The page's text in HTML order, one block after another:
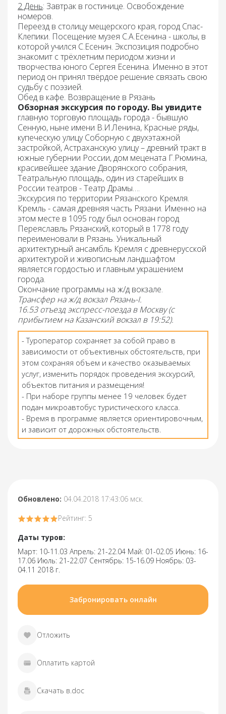
2 День: Завтрак в гостинице. Освобождение
номеров.
Переезд в столицу мещерского края, город Спас-
Клепики. Посещение музея С.А.Есенина - школы, в
которой учился С.Есенин. Экспозиция подробно
знакомит с трёхлетним периодом жизни и
творчества юного Сергея Есенина. Именно в этот
период он принял твёрдое решение связать свою
судьбу с поэзией.
Обед в кафе. Возвращение в Рязань
Обзорная экскурсия по городу. Вы увидите
главную торговую площадь города - бывшую
Сенную, ныне имени В.И.Ленина, Красные ряды,
купеческую улицу Соборную с двухэтажной
застройкой, Астраханскую улицу – древний тракт в
южные губернии России, дом мецената Г.Рюмина,
красивейшее здание Дворянского собрания,
Театральную площадь, один из старейших в
России театров - Театр Драмы….
Экскурсия по территории Рязанского Кремля.
Кремль - самая древняя часть Рязани. Именно на
этом месте в 1095 году был основан город
Переяславль Рязанский, который в 1778 году
переименовали в Рязань. Уникальный
архитектурный ансамбль Кремля с древнерусской
архитектурой и живописным ландшафтом
является гордостью и главным украшением
города.
Окончание программы на ж/д вокзале.
Трансфер на ж/д вокзал Рязань-I.
16.53 отъезд экспресс-поезда в Москву (с
прибытием на Казанский вокзал в 19:52).
- Туроператор сохраняет за собой право в
зависимости от объективных обстоятельств, при
этом сохраняя объем и качество оказываемых
услуг, изменить порядок проведения экскурсий,
объектов питания и размещения!
- При наборе группы менее 19 человек будет
подан микроавтобус туристического класса.
- Время в программе является ориентировочным,
и зависит от дорожных обстоятельств.
Обновлено: 04.04.2018 17:43:06 мск.
Рейтинг: 5
Даты туров:
Март: 10-11.03 Апрель: 21-22.04 Май: 01-02.05 Июнь: 16-
17.06 Июль: 21-22.07 Сентябрь: 15-16.09 Ноябрь: 03-
04.11 2018 г.
Забронировать онлайн
Отложить
Оплатить картой
Скачать в.doc